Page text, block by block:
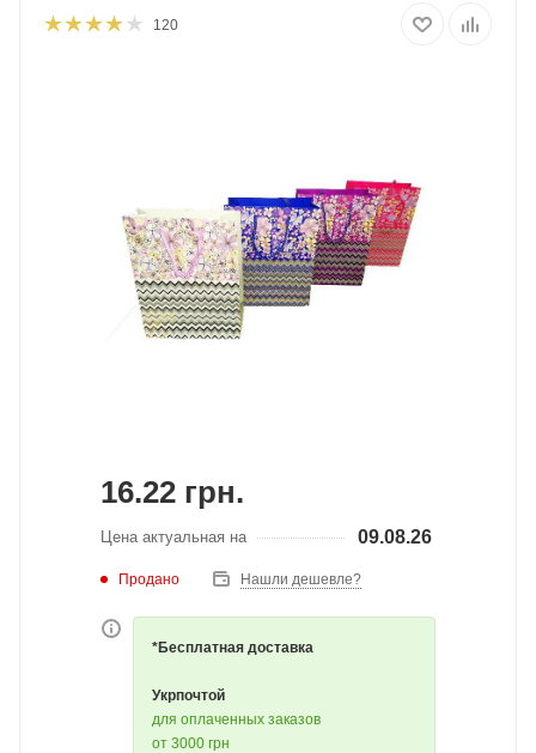
120
16.22 грн.
Цена актуальная на 09.08.26
Продано Нашли дешевле?
*Бесплатная доставка
Укрпочтой
для оплаченных заказов
от 3000 грн